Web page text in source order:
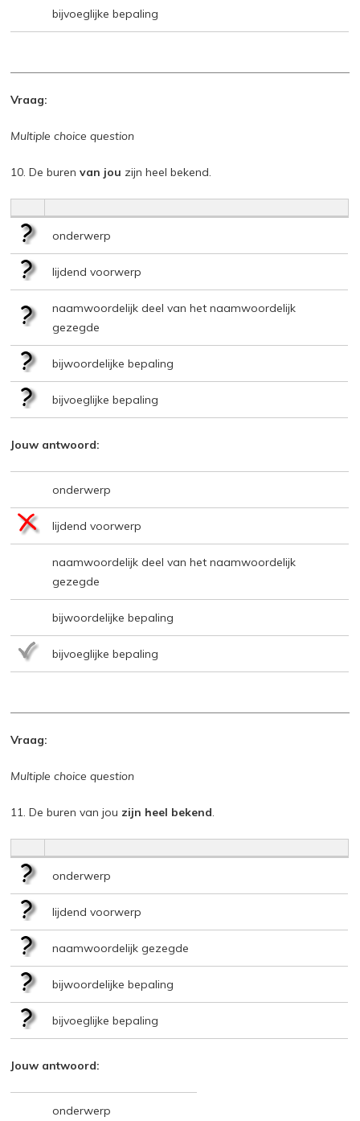
bijvoeglijke bepaling
Vraag:
Multiple choice question
10. De burenvan jou zijn heel bekend.
onderwerp
lijdend voorwerp
naamwoordelijk deel van het naamwoordelijk
gezegde
bijwoordelijke bepaling
bijvoeglijke bepaling
Jouw antwoord:
onderwerp
lijdend voorwerp
naamwoordelijk deel van het naamwoordelijk
gezegde
bijwoordelijke bepaling
bijvoeglijke bepaling
Vraag:
Multiple choice question
11. De buren van jou zijn heel bekend.
onderwerp
lijdend voorwerp
naamwoordelijk gezegde
bijwoordelijke bepaling
bijvoeglijke bepaling
Jouw antwoord:
onderwerp